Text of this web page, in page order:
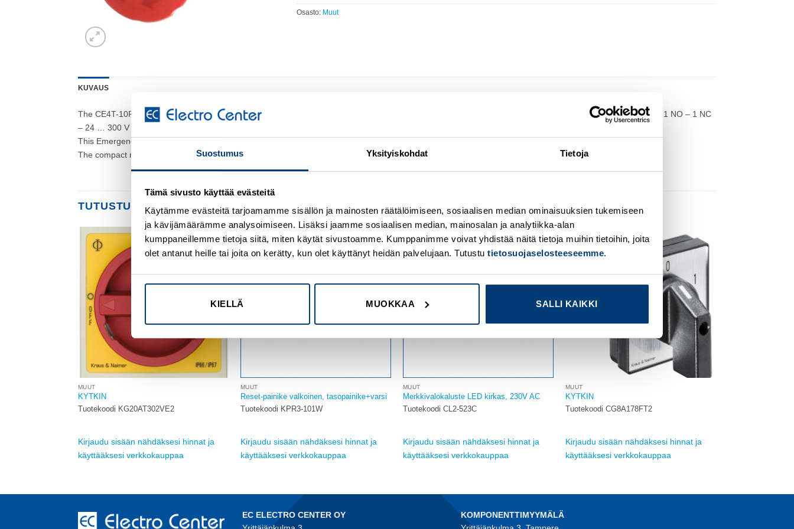
Suostumus Yksityiskohdat Tietoja
Tämä sivusto käyttää evästeitä
Käytämme evästeitä tarjoamamme sisällön ja mainosten räätälöimiseen, sosiaalisen median ominaisuuksien tukemiseen
ja kävijämäärämme analysoimiseen. Lisäksi jaamme sosiaalisen median, mainosalan ja analytiikka-alan
kumppaneillemme tietoja siitä, miten käytät sivustoamme. Kumppanimme voivat yhdistää näitä tietoja muihin tietoihin, joita
olet antanut heille tai joita on kerätty, kun olet käyttänyt heidän palvelujaan. Tutustu tietosuojaselosteeseemme.
KIELLÄ MUOKKAA SALLI KAIKKI
Osasto: Muut
KUVAUS
The CE4T-10R-11 Emergency stop is: Compact – Emergency stop – Twist release – Maintained – Mushroom 40 mm – Red – Non-illuminated – 1NO+1NC – 1 NO – 1 NC
– 24 … 300 V
This Emergency stop is part of ABB’s compact range, the most efficient all-in-one solution available, reducing installation time and cost.
The compact range has a high level of dust and water resistance.
TUTUSTU MYÖS
Add to
MUUT
KYTKIN
Tuotekoodi KG20AT302VE2
Kirjaudu sisään nähdäksesi hinnat ja
käyttääksesi verkkokauppaa
Add to
MUUT
Reset-painike valkoinen, tasopainike+varsi
Tuotekoodi KPR3-101W
Kirjaudu sisään nähdäksesi hinnat ja
käyttääksesi verkkokauppaa
Add to
MUUT
Merkkivalokaluste LED kirkas, 230V AC
Tuotekoodi CL2-523C
Kirjaudu sisään nähdäksesi hinnat ja
käyttääksesi verkkokauppaa
Add to
wishlist
MUUT
KYTKIN
Tuotekoodi CG8A178FT2
Kirjaudu sisään nähdäksesi hinnat ja
käyttääksesi verkkokauppaa
EC ELECTRO CENTER OY
KOMPONENTTIMYYMÄLÄ